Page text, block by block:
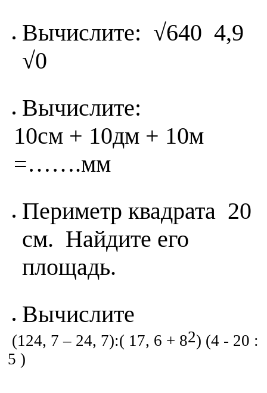
Вычислите: √640 4,9
√0
Вычислите:
10см + 10дм + 10м
=…….мм
Периметр квадрата 20
см. Найдите его
площадь.
Вычислите
(124, 7 – 24, 7):( 17, 6 + 82) (4 - 20 :
5 )